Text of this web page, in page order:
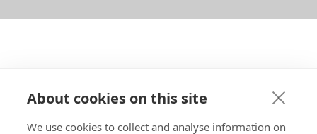
About cookies on this site
We use cookies to collect and analyse information on